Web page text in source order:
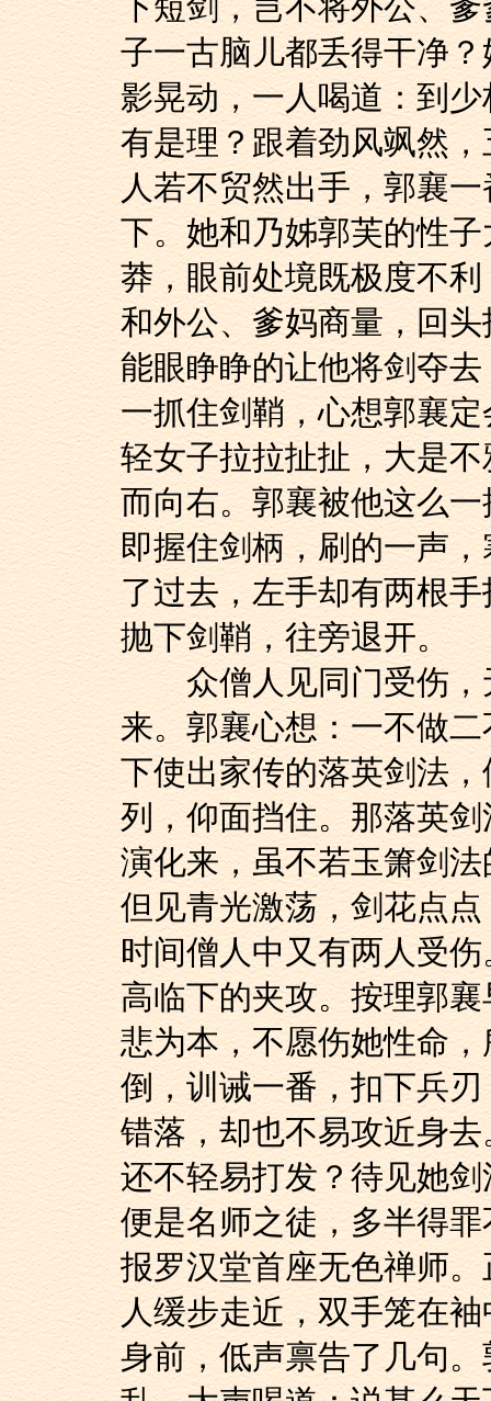
下短剑，岂不将外公、
子一古脑儿都丢得干净
影晃动，一人喝道：到
有是理？跟着劲风飒然
人若不贸然出手，郭襄
下。她和乃姊郭芙的性
莽，眼前处境既极度不
和外公、爹妈商量，回
能眼睁睁的让他将剑夺
一抓住剑鞘，心想郭襄
轻女子拉拉扯扯，大是
而向右。郭襄被他这么
即握住剑柄，刷的一声
了过去，左手却有两根
抛下剑鞘，往旁退开。
众僧人见同门受伤，
来。郭襄心想：一不做
下使出家传的落英剑法
列，仰面挡住。那落英
演化来，虽不若玉箫剑
但见青光激荡，剑花点
时间僧人中又有两人受
高临下的夹攻。按理郭
悲为本，不愿伤她性命
倒，训诫一番，扣下兵
错落，却也不易攻近身
还不轻易打发？待见她
便是名师之徒，多半得
报罗汉堂首座无色禅师
人缓步走近，双手笼在
身前，低声禀告了几句